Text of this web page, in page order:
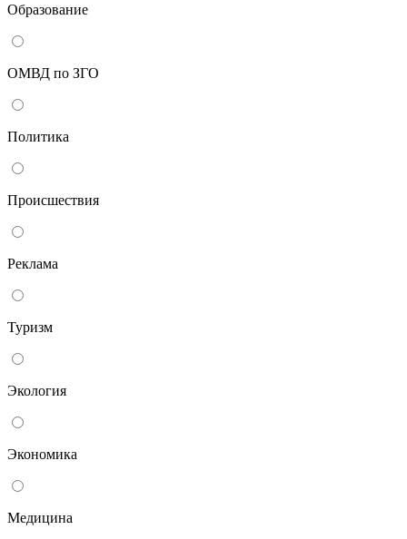
Образование
ОМВД по ЗГО
Политика
Происшествия
Реклама
Туризм
Экология
Экономика
Медицина